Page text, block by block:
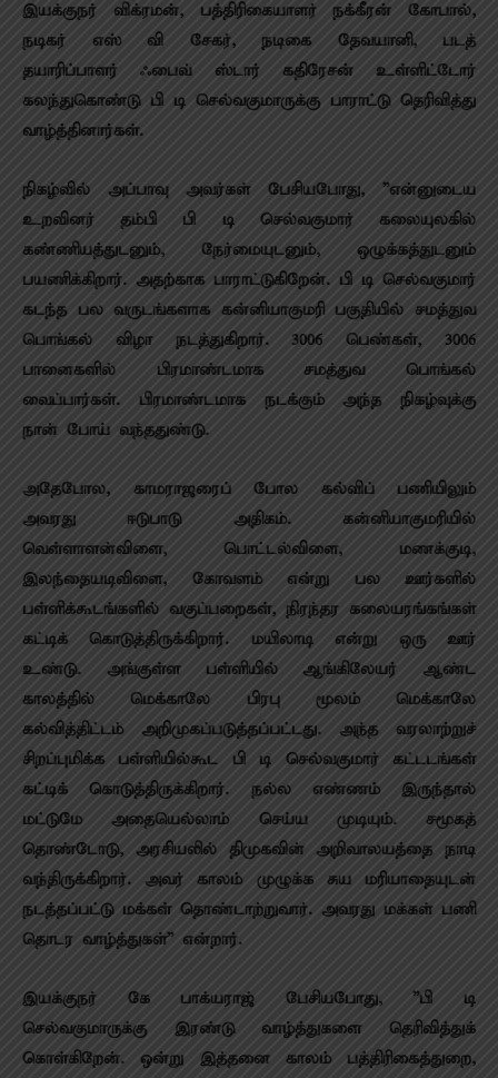
இயக்குநர் விக்ரமன், பத்திரிகையாளர் நக்கீரன் கோபால்,
நடிகர் எஸ் வி சேகர், நடிகை தேவயானி, படத்
தயாரிப்பாளர் ஃபைவ் ஸ்டார் கதிரேசன் உள்ளிட்டோர்
கலந்துகொண்டு பி டி செல்வகுமாருக்கு பாராட்டு தெரிவித்து
வாழ்த்தினார்கள்.
நிகழ்வில் அப்பாவு அவர்கள் பேசியபோது, ”என்னுடைய
உறவினர் தம்பி பி டி செல்வகுமார் கலையுலகில்
கண்ணியத்துடனும், நேர்மையுடனும், ஒழுக்கத்துடனும்
பயணிக்கிறார். அதற்காக பாராட்டுகிறேன். பி டி செல்வகுமார்
கடந்த பல வருடங்களாக கன்னியாகுமரி பகுதியில் சமத்துவ
பொங்கல் விழா நடத்துகிறார். 3006 பெண்கள், 3006
பானைகளில் பிரமாண்டமாக சமத்துவ பொங்கல்
வைப்பார்கள். பிரமாண்டமாக நடக்கும் அந்த நிகழ்வுக்கு
நான் போய் வந்ததுண்டு.
அதேபோல, காமராஜரைப் போல கல்விப் பணியிலும்
அவரது ஈடுபாடு அதிகம். கன்னியாகுமரியில்
வெள்ளாளன்விளை, பொட்டல்விளை, மணக்குடி,
இலந்தையடிவிளை, கோவளம் என்று பல ஊர்களில்
பள்ளிக்கூடங்களில் வகுப்பறைகள், நிரந்தர கலையரங்கங்கள்
கட்டிக் கொடுத்திருக்கிறார். மயிலாடி என்று ஒரு ஊர்
உண்டு. அங்குள்ள பள்ளியில் ஆங்கிலேயர் ஆண்ட
காலத்தில் மெக்காலே பிரபு மூலம் மெக்காலே
கல்வித்திட்டம் அறிமுகப்படுத்தப்பட்டது. அந்த வரலாற்றுச்
சிறப்புமிக்க பள்ளியில்கூட பி டி செல்வகுமார் கட்டடங்கள்
கட்டிக் கொடுத்திருக்கிறார். நல்ல எண்ணம் இருந்தால்
மட்டுமே அதையெல்லாம் செய்ய முடியும். சமூகத்
தொண்டோடு, அரசியலில் திமுகவின் அறிவாலயத்தை நாடி
வந்திருக்கிறார். அவர் காலம் முழுக்க சுய மரியாதையுடன்
நடத்தப்பட்டு மக்கள் தொண்டாற்றுவார். அவரது மக்கள் பணி
தொடர வாழ்த்துகள்” என்றார்.
இயக்குநர் கே பாக்யராஜ் பேசியபோது, ”பி டி
செல்வகுமாருக்கு இரண்டு வாழ்த்துகளை தெரிவித்துக்
கொள்கிறேன். ஒன்று இத்தனை காலம் பத்திரிகைத்துறை,